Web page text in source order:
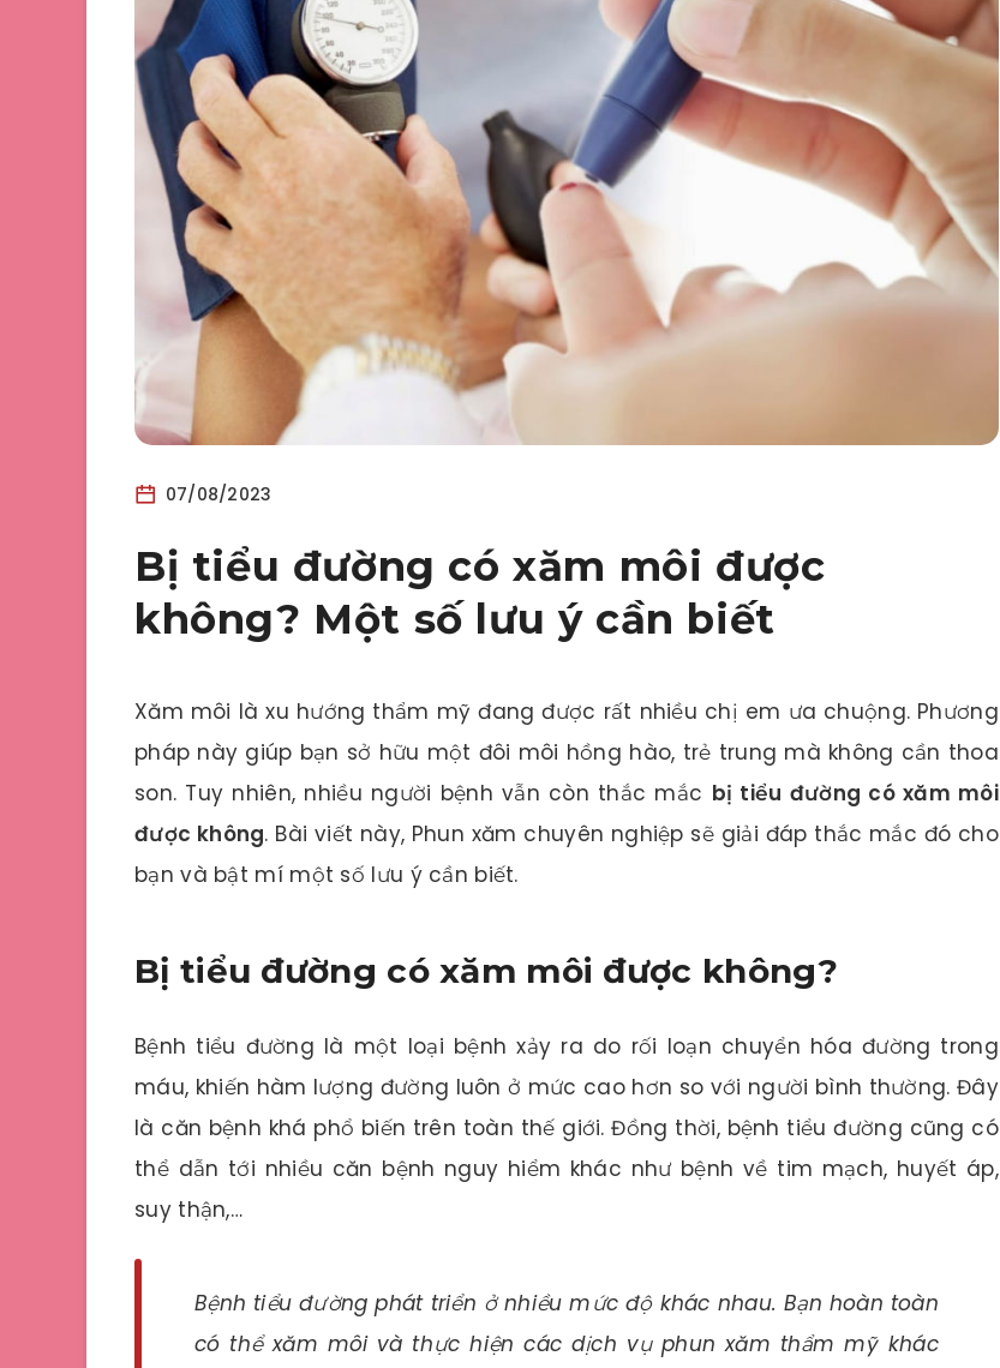
07/08/2023
Bị tiểu đường có xăm môi được
không? Một số lưu ý cần biết
Xăm môi là xu hướng thẩm mỹ đang được rất nhiều chị em ưa chuộng. Phương
pháp này giúp bạn sở hữu một đôi môi hồng hào, trẻ trung mà không cần thoa
son. Tuy nhiên, nhiều người bệnh vẫn còn thắc mắc bị tiểu đường có xăm môi
được không. Bài viết này, Phun xăm chuyên nghiệp sẽ giải đáp thắc mắc đó cho
bạn và bật mí một số lưu ý cần biết.
Bị tiểu đường có xăm môi được không?
Bệnh tiểu đường là một loại bệnh xảy ra do rối loạn chuyển hóa đường trong
máu, khiến hàm lượng đường luôn ở mức cao hơn so với người bình thường. Đây
là căn bệnh khá phổ biến trên toàn thế giới. Đồng thời, bệnh tiểu đường cũng có
thể dẫn tới nhiều căn bệnh nguy hiểm khác như bệnh về tim mạch, huyết áp,
suy thận,…
Bệnh tiểu đường phát triển ở nhiều mức độ khác nhau. Bạn hoàn toàn
có thể xăm môi và thực hiện các dịch vụ phun xăm thẩm mỹ khác